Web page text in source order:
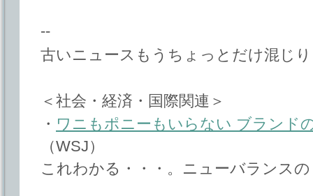
--
古いニュースもうちょっとだけ混じ
＜社会・経済・国際関連＞
・ ワニもポニーもいらない ブランド
（WSJ）
これわかる・・・。ニューバランス